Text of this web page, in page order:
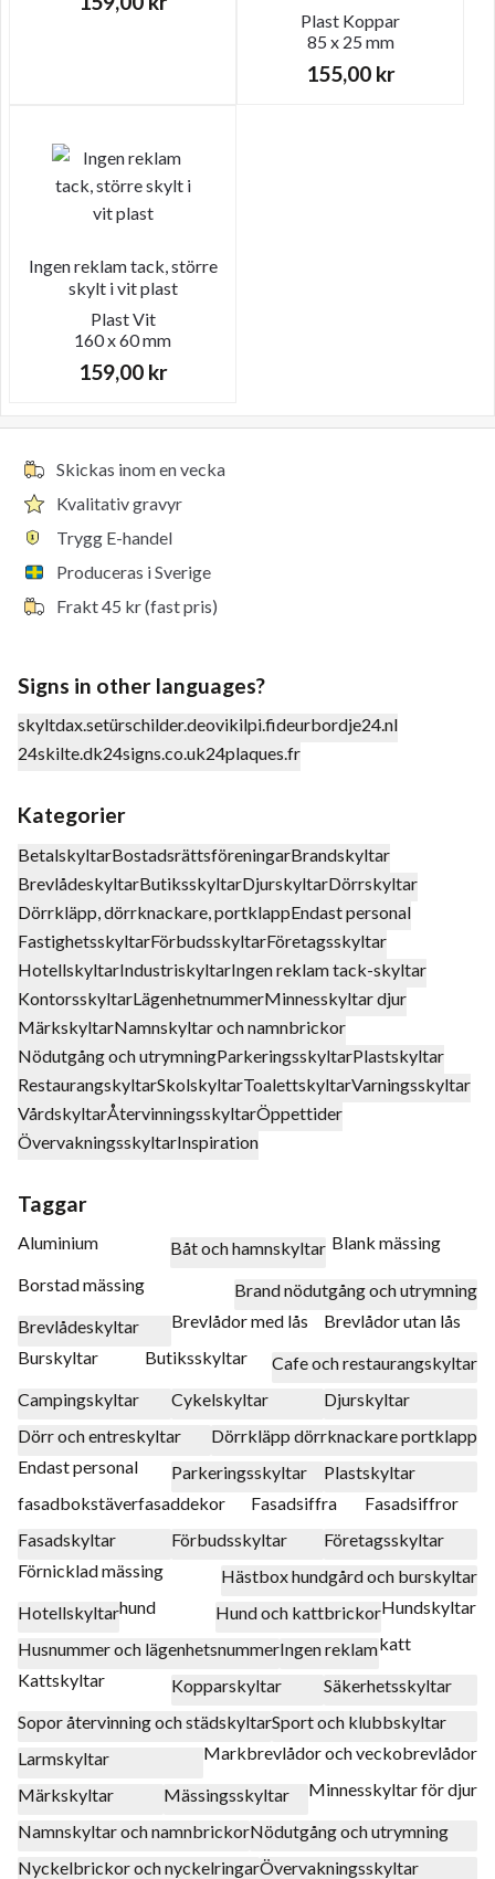
Plast Koppar
85 x 25 mm
155,00 kr
Ingen reklam tack, större
skylt i vit plast
PlastVit
160 x 60 mm
159,00 kr
Skickas inom en vecka
Kvalitativ gravyr
Trygg E-handel
Produceras i Sverige
Frakt 45 kr (fast pris)
Signs in other languages?
skyltdax.setürschilder.deovikilpi.fideurbordje24.nl
24skilte.dk24signs.co.uk24plaques.fr
Kategorier
BetalskyltarBostadsrättsföreningarBrandskyltar
BrevlådeskyltarButiksskyltarDjurskyltarDörrskyltar
Dörrkläpp, dörrknackare, portklappEndast personal
FastighetsskyltarFörbudsskyltarFöretagsskyltar
HotellskyltarIndustriskyltarIngen reklam tack-skyltar
KontorsskyltarLägenhetnummerMinnesskyltar djur
MärkskyltarNamnskyltar och namnbrickor
Nödutgång och utrymningParkeringsskyltarPlastskyltar
RestaurangskyltarSkolskyltarToalettskyltarVarningsskyltar
VårdskyltarÅtervinningsskyltarÖppettider
ÖvervakningsskyltarInspiration
Taggar
Aluminium Båt och hamnskyltar Blank mässing
Borstad mässing
Brand nödutgång och utrymning
Brevlådeskyltar
Brevlådor med lås
Brevlådor utan lås
Burskyltar
Butiksskyltar
Cafe och restaurangskyltar
Campingskyltar
Cykelskyltar
Djurskyltar
Dörr och entreskyltar
Dörrkläpp dörrknackare portklapp
Endast personal
Parkeringsskyltar
Plastskyltar
fasadbokstäverfasaddekor Fasadsiffra
Fasadsiffror
Fasadskyltar
Förbudsskyltar
Företagsskyltar
Förnicklad mässing
Hästbox hundgård och burskyltar
Hotellskyltarhund Hund och kattbrickorHundskyltar
Husnummer och lägenhetsnummerIngen reklamkatt
Kattskyltar
Kopparskyltar
Säkerhetsskyltar
Sopor återvinning och städskyltarSport och klubbskyltar
Larmskyltar
Markbrevlådor och veckobrevlådor
Märkskyltar
Mässingsskyltar
Minnesskyltar för djur
Namnskyltar och namnbrickorNödutgång och utrymning
Nyckelbrickor och nyckelringarÖvervakningsskyltar